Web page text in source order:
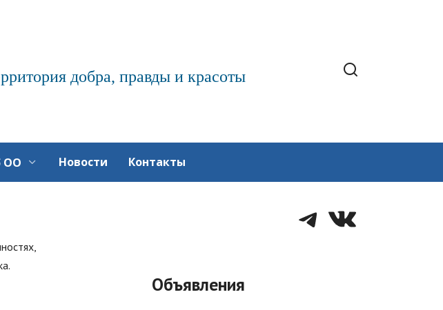
добра, правды и красоты
ОО Новости Контакты
Telegram
VK
Объявления